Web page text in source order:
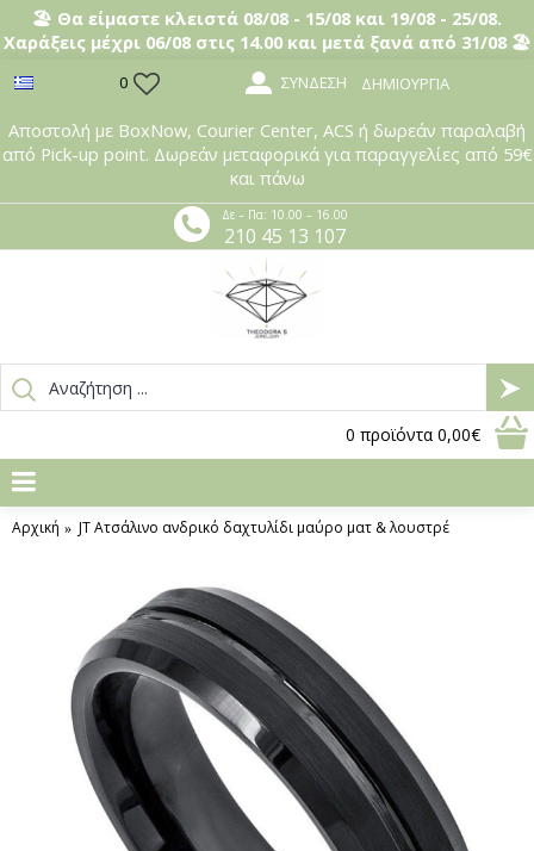
🏖️ Θα είμαστε κλειστά 08/08 - 15/08 και 19/08 - 25/08.
Χαράξεις μέχρι 06/08 στις 14.00 και μετά ξανά από 31/08 🏖️
0 ΣΎΝΔΕΣΗ ΔΗΜΙΟΥΡΓΊΑ
Αποστολή με BoxNow, Courier Center, ACS ή δωρεάν παραλαβή
από Pick-up point. Δωρεάν μεταφορικά για παραγγελίες από 59€
και πάνω
Δε – Πα: 10.00 – 16.00
210 45 13 107
0 προϊόντα 0,00€
Αρχική JT Ατσάλινο ανδρικό δαχτυλίδι μαύρο ματ & λουστρέ